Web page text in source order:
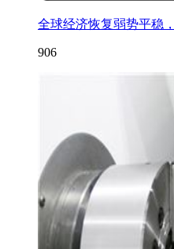
全球经济恢复弱势平稳
906